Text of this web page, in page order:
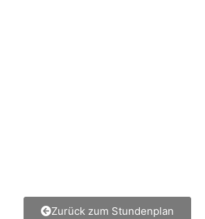
Zurück zum Stundenplan